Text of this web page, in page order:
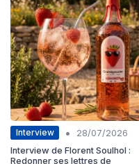
Interview •
28/07/2026
Interview de Florent Soulhol :
Redonner ses lettres de